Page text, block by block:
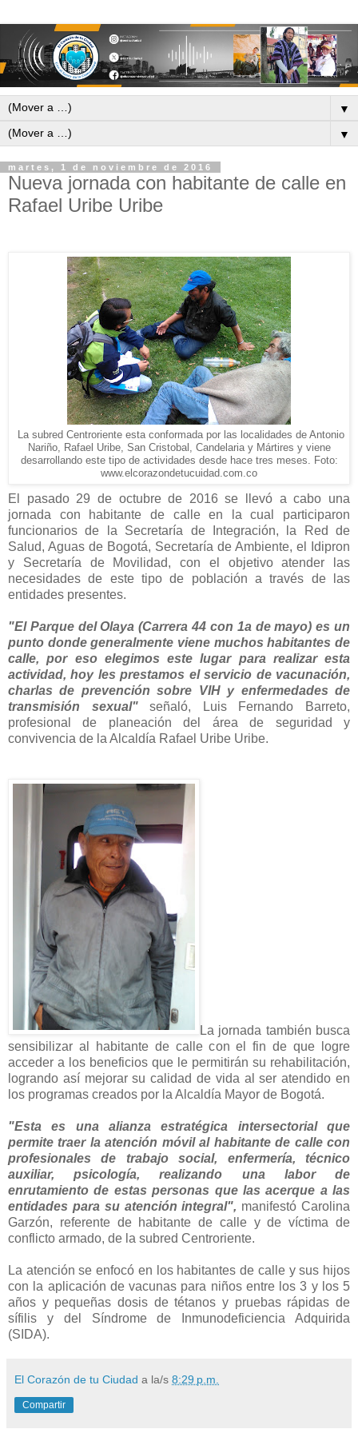
▼
▼
martes, 1 de noviembre de 2016
Nueva jornada con habitante de calle en
Rafael Uribe Uribe
La subred Centroriente esta conformada por las localidades de Antonio
Nariño, Rafael Uribe, San Cristobal, Candelaria y Mártires y viene
desarrollando este tipo de actividades desde hace tres meses. Foto:
www.elcorazondetucuidad.com.co
El pasado 29 de octubre de 2016 se llevó a cabo una
jornada con habitante de calle en la cual participaron
funcionarios de la Secretaría de Integración, la Red de
Salud, Aguas de Bogotá, Secretaría de Ambiente, el Idipron
y Secretaría de Movilidad, con el objetivo atender las
necesidades de este tipo de población a través de las
entidades presentes.
"El Parque del Olaya (Carrera 44 con 1a de mayo) es un
punto donde generalmente viene muchos habitantes de
calle, por eso elegimos este lugar para realizar esta
actividad, hoy les prestamos el servicio de vacunación,
charlas de prevención sobre VIH y enfermedades de
transmisión sexual"señaló, Luis Fernando Barreto,
profesional de planeación del área de seguridad y
convivencia de la Alcaldía Rafael Uribe Uribe.
La jornada también busca
sensibilizar al habitante de calle con el fin de que logre
acceder a los beneficios que le permitirán su rehabilitación,
logrando así mejorar su calidad de vida al ser atendido en
los programas creados por la Alcaldía Mayor de Bogotá.
"Esta es una alianza estratégica intersectorial que
permite traer la atención móvil al habitante de calle con
profesionales de trabajo social, enfermería, técnico
auxiliar, psicología, realizando una labor de
enrutamiento de estas personas que las acerque a las
entidades para su atención integral", manifestó Carolina
Garzón, referente de habitante de calle y de víctima de
conflicto armado, de la subred Centroriente.
La atención se enfocó en los habitantes de calle y sus hijos
con la aplicación de vacunas para niños entre los 3 y los 5
años y pequeñas dosis de tétanos y pruebas rápidas de
sífilis y del Síndrome de Inmunodeficiencia Adquirida
(SIDA).
El Corazón de tu Ciudad a la/s 8:29 p.m.
Compartir